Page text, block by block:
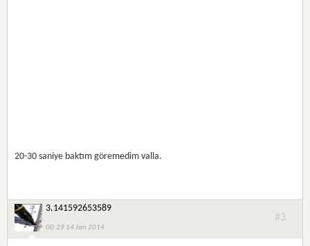
20-30 saniye baktım göremedim valla.
3.141592653589
00:29 14 Jan 2014
#3